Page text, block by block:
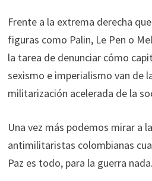
Frente a la extrema derecha
figuras como Palin, Le Pen o
la tarea de denunciar cómo
sexismo e imperialismo van de
militarización acelerada de la
Una vez más podemos mirar a
antimilitaristas colombianas
Paz es todo, para la guerra nada.